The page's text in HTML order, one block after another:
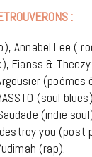
:
Annabel Lee (
Fianss &
(soul
(indie
you (post
(rap).